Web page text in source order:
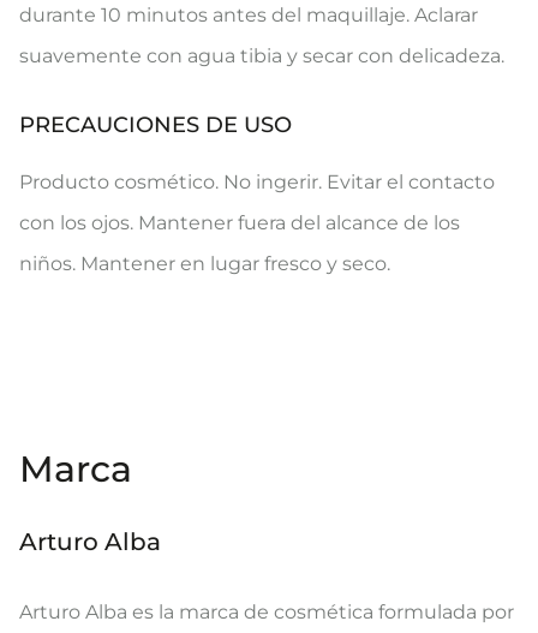
durante 10 minutos antes del maquillaje. Aclarar
suavemente con agua tibia y secar con delicadeza.
PRECAUCIONES DE USO
Producto cosmético. No ingerir. Evitar el contacto
con los ojos. Mantener fuera del alcance de los
niños. Mantener en lugar fresco y seco.
Marca
Arturo Alba
Arturo Alba es la marca de cosmética formulada por